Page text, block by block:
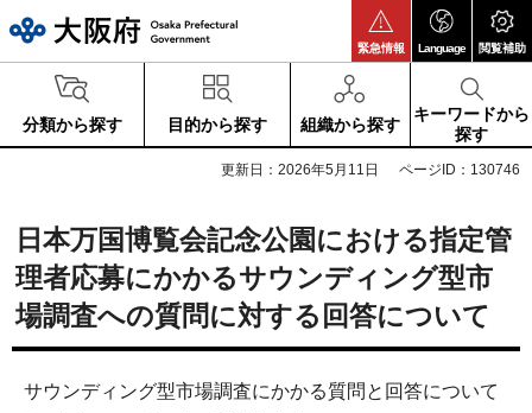
緊急情報 Language 閲覧補助
分類から探す 目的から探す 組織から探す
キーワードから
探す
更新日：2026年5月11日 ページID：130746
日本万国博覧会記念公園における指定管
理者応募にかかるサウンディング型市
場調査への質問に対する回答について
サウンディング型市場調査にかかる質問と回答について